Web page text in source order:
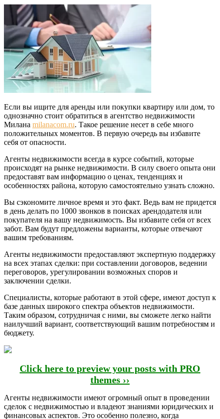
Если вы ищите для аренды или покупки квартиру или дом, то
однозначно стоит обратиться в агентство недвижимости
Милана milanacom.ru. Такое решение несет в себе много
положительных моментов. В первую очередь вы избавите
себя от опасности.
Агенты недвижимости всегда в курсе событий, которые
происходят на рынке недвижимости. В силу своего опыта они
предоставят вам информацию о ценах, тенденциях и
особенностях района, которую самостоятельно узнать сложно.
Вы сэкономите личное время и это факт. Ведь вам не придется
в день делать по 1000 звонков в поисках арендодателя или
покупателя на вашу недвижимость. Вы избавите себя от всех
забот. Вам будут предложены варианты, которые отвечают
вашим требованиям.
Агенты недвижимости предоставляют экспертную поддержку
на всех этапах сделки: при составлении договоров, ведении
переговоров, урегулировании возможных споров и
заключении сделки.
Специалисты, которые работают в этой сфере, имеют доступ к
базе данных широкого спектра объектов недвижимости.
Таким образом, сотрудничая с ними, вы сможете легко найти
наилучший вариант, соответствующий вашим потребностям и
бюджету.
Click here to preview your posts with PRO
themes ››
Агенты недвижимости имеют огромный опыт в проведении
сделок с недвижимостью и владеют знаниями юридических и
финансовых аспектов. Это особенно полезно, когда